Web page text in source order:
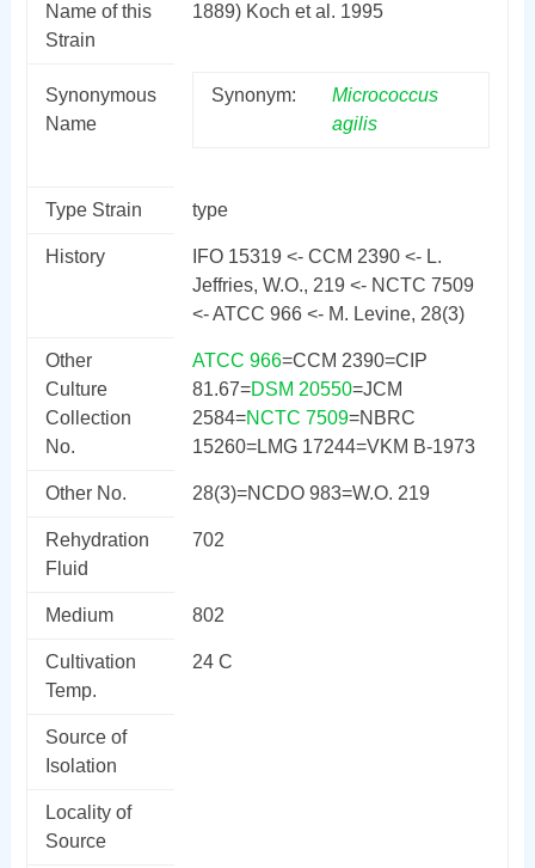
Name of this
Strain
1889) Koch et al. 1995
Synonymous
Name
Synonym:
Micrococcus
agilis
Type Strain type
History
IFO 15319 <- CCM 2390 <- L.
Jeffries, W.O., 219 <- NCTC 7509
<- ATCC 966 <- M. Levine, 28(3)
Other
Culture
Collection
No.
ATCC 966=CCM 2390=CIP
81.67=DSM 20550=JCM
2584=NCTC 7509=NBRC
15260=LMG 17244=VKM B-1973
Other No. 28(3)=NCDO 983=W.O. 219
Rehydration
Fluid
702
Medium 802
Cultivation
Temp.
24 C
Source of
Isolation
Locality of
Source